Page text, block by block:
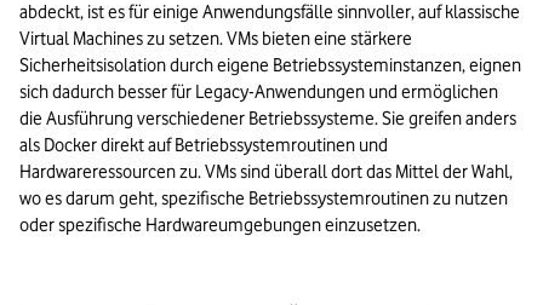
abdeckt, ist es für einige Anwendungsfälle sinnvoller, auf klassische
Virtual Machines zu setzen. VMs bieten eine stärkere
Sicherheitsisolation durch eigene Betriebssysteminstanzen, eignen
sich dadurch besser für Legacy-Anwendungen und ermöglichen
die Ausführung verschiedener Betriebssysteme. Sie greifen anders
als Docker direkt auf Betriebssystemroutinen und
Hardwareressourcen zu. VMs sind überall dort das Mittel der Wahl,
wo es darum geht, spezifische Betriebssystemroutinen zu nutzen
oder spezifische Hardwareumgebungen einzusetzen.